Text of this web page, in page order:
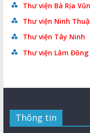
Thư viện Bà Rịa
Thư viện Ninh
Thư viện Tây Ninh
Thư viện Lâm Đồng
Thông tin